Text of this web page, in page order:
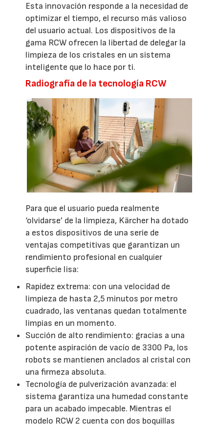
Esta innovación responde a la necesidad de
optimizar el tiempo, el recurso más valioso
del usuario actual. Los dispositivos de la
gama RCW ofrecen la libertad de delegar la
limpieza de los cristales en un sistema
inteligente que lo hace por ti.
Radiografía de la tecnología RCW
Para que el usuario pueda realmente
‘olvidarse’ de la limpieza, Kärcher ha dotado
a estos dispositivos de una serie de
ventajas competitivas que garantizan un
rendimiento profesional en cualquier
superficie lisa:
Rapidez extrema: con una velocidad de
limpieza de hasta 2,5 minutos por metro
cuadrado, las ventanas quedan totalmente
limpias en un momento.
Succión de alto rendimiento: gracias a una
potente aspiración de vacío de 3300 Pa, los
robots se mantienen anclados al cristal con
una firmeza absoluta.
Tecnología de pulverización avanzada: el
sistema garantiza una humedad constante
para un acabado impecable. Mientras el
modelo RCW 2 cuenta con dos boquillas